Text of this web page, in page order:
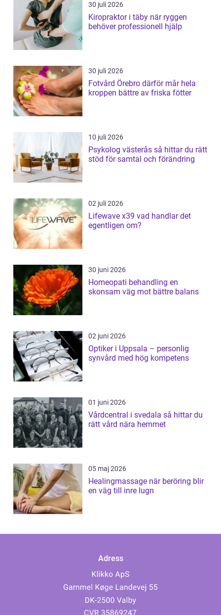
30 juli 2026
Kiropraktor i täby när ryggen
behöver professionell hjälp
30 juli 2026
Fotvård Örebro därför mår hela
kroppen bättre av friska fötter
10 juli 2026
Psykolog västerås så hittar du rätt
stöd för samtal och förändring
02 juli 2026
Lifewave x39 vad handlar det
egentligen om?
30 juni 2026
Homeopati behandling en
skonsam väg mot bättre balans
02 juni 2026
Optiker i Uppsala – personlig
synvård med hög kompetens
01 juni 2026
Vårdcentral i svedala så hittar du
rätt vård nära hemmet
05 maj 2026
Healingmassage när beröring blir
en väg till inre lugn
Adress